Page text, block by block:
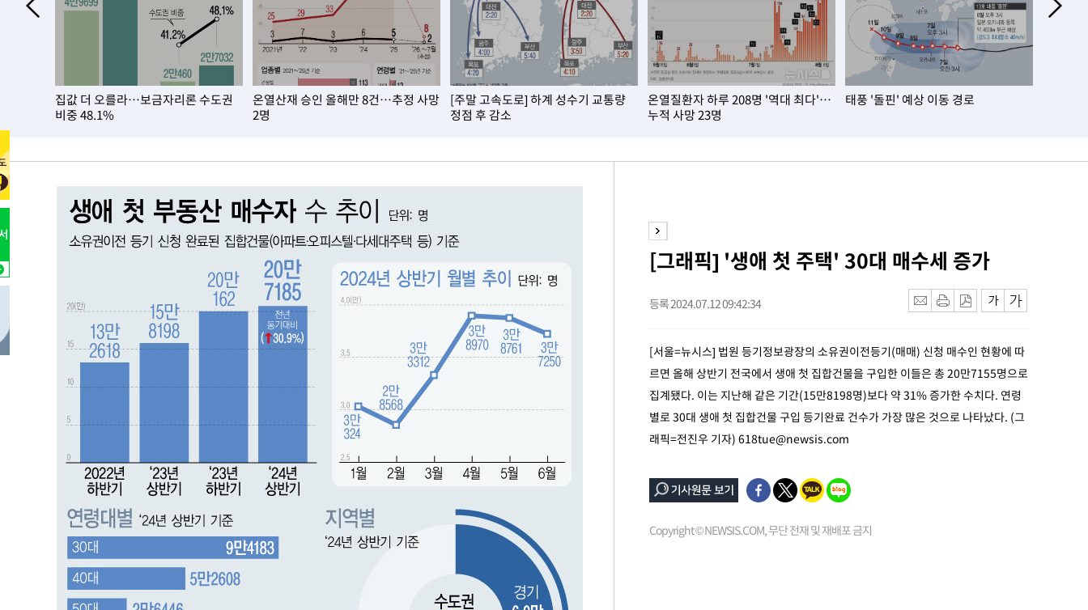
병태 후임
-17171초 전 >[속보]국힘 윤리위, '돌려차기 발언' 진종오·서범수 징계 절차 개시
[속보] 7월 중국 수출 23.9%↑ 수입 27.5%↑…무역총액
[속보]'채상병 순직 책임' 임성근, 항소심도 징역 3년
[속보]종합특검, '관저이전 봐주기 감사' 유병호 구속기소
-6122초 전 >민주 콩고 에볼라환자 4천명 돌파, 4053명 발생 1850명 사망
-5372초 전 > [속보]'300억원대 사기 혐의' 차가원 대표 구속 송치
-30192초 전 >SK하이닉스, 용인·청주 팹에 54조 투자…"AI 메모리 수요 선제 대
-27048초 전 >여자배구 이재영·이다영 자매, 아제르바이잔 투란VC 입단
외국인 심판 성 접대 7경기 들여다보니…한국 축구 '5승 2무'
[속보]코스닥, 2.86포인트(0.36%) 내린 798.81마감
-25988초 전 > [속보]코스피, 6200선 약보합…0.60% 내린 6258.77에 마쳐
-25968초 전 >[속보]원·달러 환율, 7.7원 내린 1416.1원 마감
-25857초 전 >[속보] 노원서 40.1도 관측…서울, 2018년 이후 첫 40도
-22947초 전 >
외신들도 주목한 韓축구 파문…"국민적 공분에 수사 재개"
-21791초 전 >
11시간 압수수색에 성접대 파문까지…'쑥대밭' 된 축구협회
[속보]규제합리화위원회 부위원장에 김태유 서울대 공대 교수…이
병태 후임
-17171초 전 >[속보]국힘 윤리위, '돌려차기 발언' 진종오·서범수 징계 절차 개시
-12496초 전 >[속보] 7월 중국 수출 23.9%↑ 수입 27.5%↑…무역총액
25.3%↑
-9656초 전 >[속보]'채상병 순직 책임' 임성근, 항소심도 징역 3년
-9522초 전 >[속보]종합특검, '관저이전 봐주기 감사' 유병호 구속기소
-6122초 전 >민주 콩고 에볼라환자 4천명 돌파, 4053명 발생 1850명 사망
-5372초 전 >[속보]'300억원대 사기 혐의' 차가원 대표 구속 송치
-4566초 전 >"미 전국적 살모네라 식중독 원인은 멕시코산 할라피뇨"-- CDC
집값 더 오를라…보금자리론 수도권
비중 48.1%
온열산재 승인 올해만 8건…추정 사망
2명
[주말 고속도로] 하계 성수기 교통량
정점 후 감소
온열질환자 하루 208명 '역대 최다'…
누적 사망 23명
태풍 '돌핀' 예상 이동 경로
[그래픽] '생애 첫 주택' 30대 매수세 증가
등록 2024.07.12 09:42:34
[서울=뉴시스] 법원 등기정보광장의 소유권이전등기(매매) 신청 매수인 현황에 따
르면 올해 상반기 전국에서 생애 첫 집합건물을 구입한 이들은 총 20만7155명으로
집계됐다. 이는 지난해 같은 기간(15만8198명)보다 약 31% 증가한 수치다. 연령
별로 30대 생애 첫 집합건물 구입 등기완료 건수가 가장 많은 것으로 나타났다. (그
래픽=전진우 기자) 618tue@newsis.com
Copyright © NEWSIS.COM, 무단 전재 및 재배포 금지